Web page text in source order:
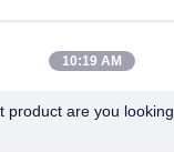
10:19 AM
product are you looking